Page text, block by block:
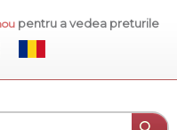
pentru a vedea preturile